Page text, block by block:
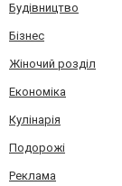
Будівництво
Бізнес
Жіночий розділ
Економіка
Кулінарія
Подорожі
Реклама